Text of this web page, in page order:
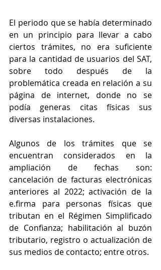
El periodo que se había determinado
en un principio para llevar a cabo
ciertos trámites, no era suficiente
para la cantidad de usuarios del SAT,
sobre todo después de la
problemática creada en relación a su
página de internet, donde no se
podía generas citas físicas sus
diversas instalaciones.
Algunos de los trámites que se
encuentran considerados en la
ampliación de fechas son:
cancelación de facturas electrónicas
anteriores al 2022; activación de la
e.firma para personas físicas que
tributan en el Régimen Simplificado
de Confianza; habilitación al buzón
tributario, registro o actualización de
sus medios de contacto; entre otros.